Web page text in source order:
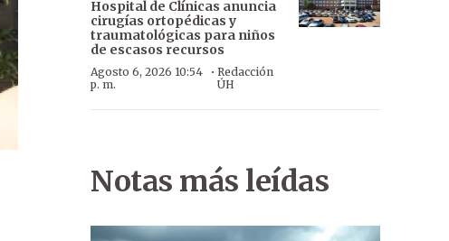
Hospital de Clínicas anuncia
cirugías ortopédicas y
traumatológicas para niños
de escasos recursos
Agosto 6, 2026 10:54
p. m.
· Redacción
ÚH
Notas más leídas